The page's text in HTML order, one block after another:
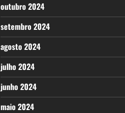
outubro 2024
setembro 2024
agosto 2024
julho 2024
junho 2024
maio 2024